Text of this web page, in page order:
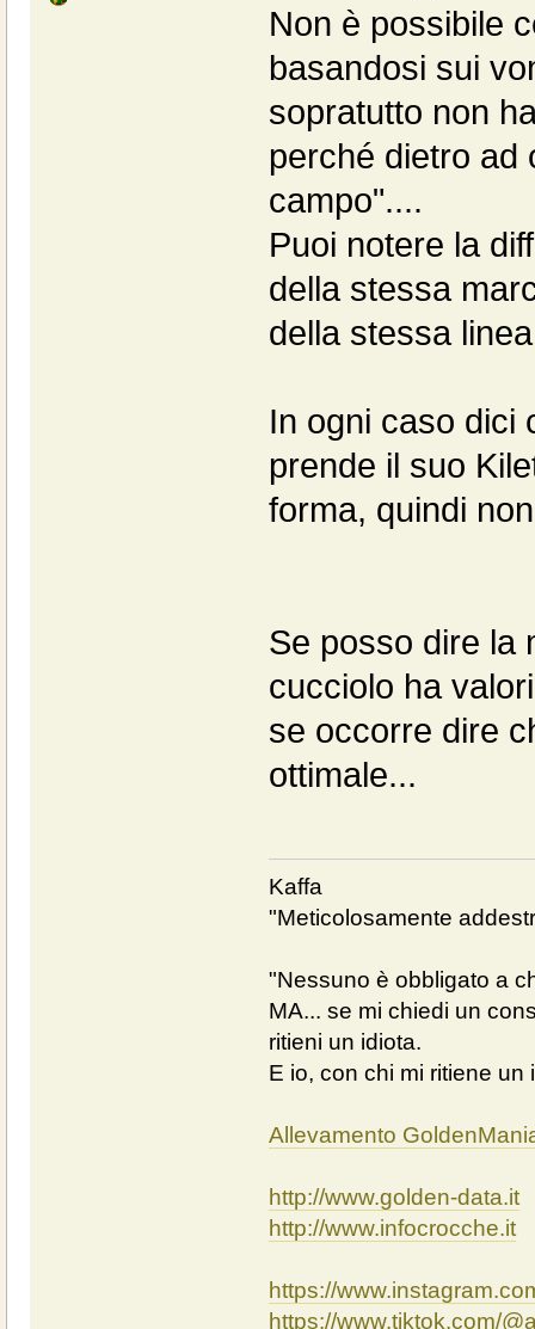
Non è possibile
basandosi sui
sopratutto non
perché dietro ad
campo"....
Puoi notere la
della stessa
della stessa
In ogni caso dici
prende il suo
forma, quindi
Se posso dire la
cucciolo ha
se occorre dire
ottimale...
Kaffa
"Meticolosamente
"Nessuno è obbligato a
MA... se mi chiedi un
ritieni un idiota.
E io, con chi mi ritiene
Allevamento
http://www.golden-data.it
http://www.infocrocche.it
https://
https://www.tiktok.com/